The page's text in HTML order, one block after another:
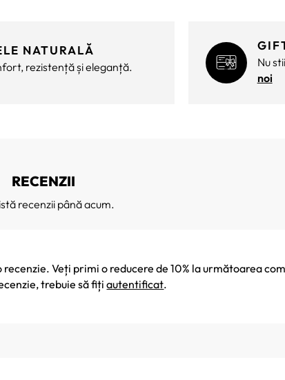
NATURALĂ
rezistență și eleganță. Nu
noi
RECENZII
recenzii până acum.
Veți primi o reducere de 10% la următoarea
trebuie să fițiautentificat.